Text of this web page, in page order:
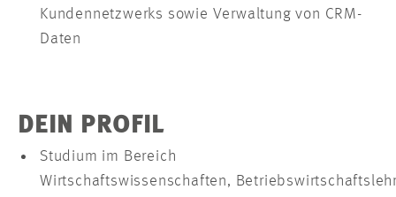
Kundennetzwerks sowie Verwaltung von CRM-
Daten
DEIN PROFIL
Studium im Bereich
Wirtschaftswissenschaften,